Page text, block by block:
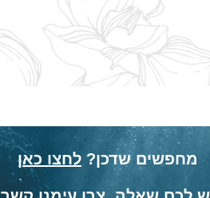
מחפשים שדכן? לחצו כאן